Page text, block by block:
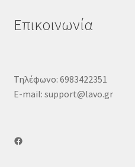
Επικοινωνία
Τηλέφωνο: 6983422351
E-mail: support@lavo.gr
Facebook